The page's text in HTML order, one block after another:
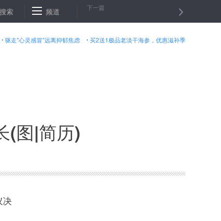
发展 外汇局：我国外债风险总体可控 生命的馈赠——我国人
搜索 频道 下一篇
驱走"心灵感冒"远离抑郁焦虑 买2送1极品老淡干海参，优惠滋补季
(图|简历)
决